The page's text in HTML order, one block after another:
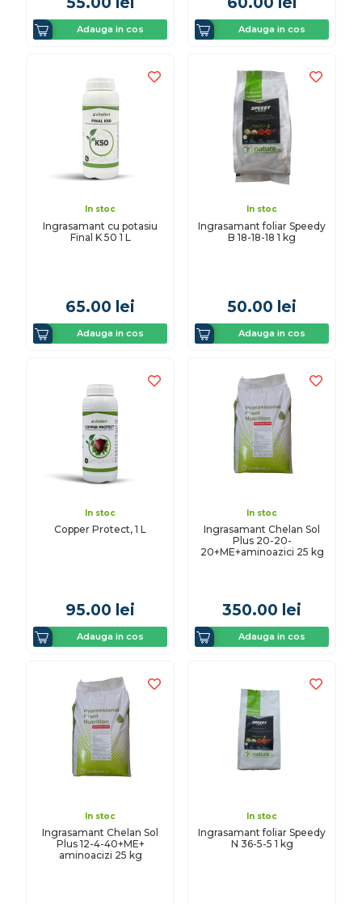
Adauga in cos Adauga in cos
In stoc
Ingrasamant cu potasiu
Final K 50 1 L
65.00 lei
Adauga in cos
In stoc
Ingrasamant foliar Speedy
B 18-18-18 1 kg
50.00 lei
Adauga in cos
In stoc
Copper Protect, 1 L
95.00 lei
Adauga in cos
In stoc
Ingrasamant Chelan Sol
Plus 20-20-
20+ME+aminoazici 25 kg
350.00 lei
Adauga in cos
In stoc
Ingrasamant Chelan Sol
Plus 12-4-40+ME+
aminoacizi 25 kg
In stoc
Ingrasamant foliar Speedy
N 36-5-5 1 kg